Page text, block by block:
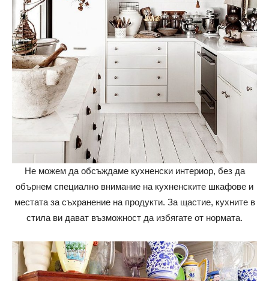
Не можем да обсъждаме кухненски интериор, без да
обърнем специално внимание на кухненските шкафове и
местата за съхранение на продукти. За щастие, кухните в
стила ви дават възможност да избягате от нормата.